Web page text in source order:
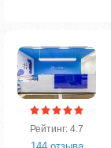
Рейтинг: 4.7